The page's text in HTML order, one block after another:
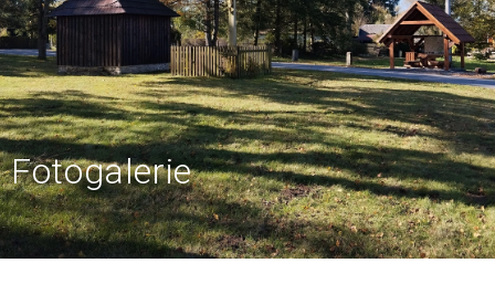
Fotogalerie